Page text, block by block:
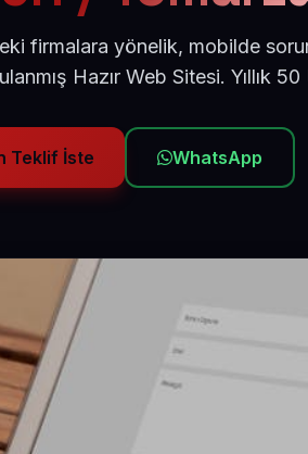
firmalara yönelik, mobilde
Hazır Web Sitesi. Yıllık
Teklif İste WhatsApp